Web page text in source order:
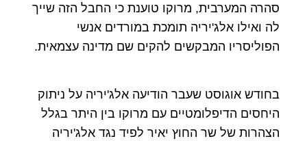
סהרה המערבית, מרוקו טוענת כי החבל הזה שייך
לה ואילו אלג'יריה תומכת במורדים אנשי
הפוליסריו המבקשים להקים שם מדינה עצמאית.
בחודש אוגוסט שעבר הודיעה אלג'יריה על ניתוק
היחסים הדיפלומטיים עם מרוקו בין היתר בגלל
הצהרות של שר החוץ יאיר לפיד נגד אלג'יריה